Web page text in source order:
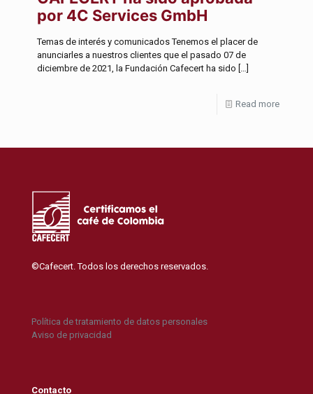
por 4C Services GmbH
Temas de interés y comunicados Tenemos el placer de
anunciarles a nuestros clientes que el pasado 07 de
diciembre de 2021, la Fundación Cafecert ha sido
Read more
©Cafecert. Todos los derechos reservados.
Política de tratamiento de datos personales
Aviso de privacidad
Contacto